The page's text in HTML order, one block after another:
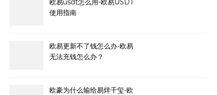
欧易usdt怎么用-欧易USDT
使用指南
欧易更新不了钱怎么办-欧易
无法充钱怎么办？
欧豪为什么输给易烊千玺-欧